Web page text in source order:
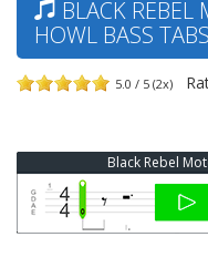
BLACK
HOWL BASS TABS
5.0 / 5 (2x)
Black Rebel